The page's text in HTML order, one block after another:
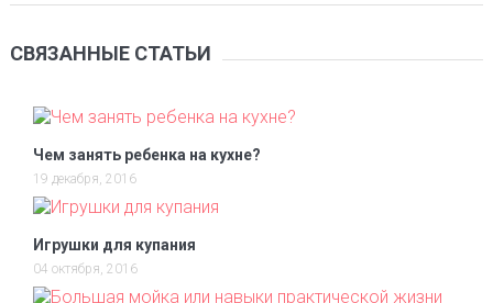
СВЯЗАННЫЕ СТАТЬИ
Чем занять ребенка на кухне?
19 декабря, 2016
Игрушки для купания
04 октября, 2016